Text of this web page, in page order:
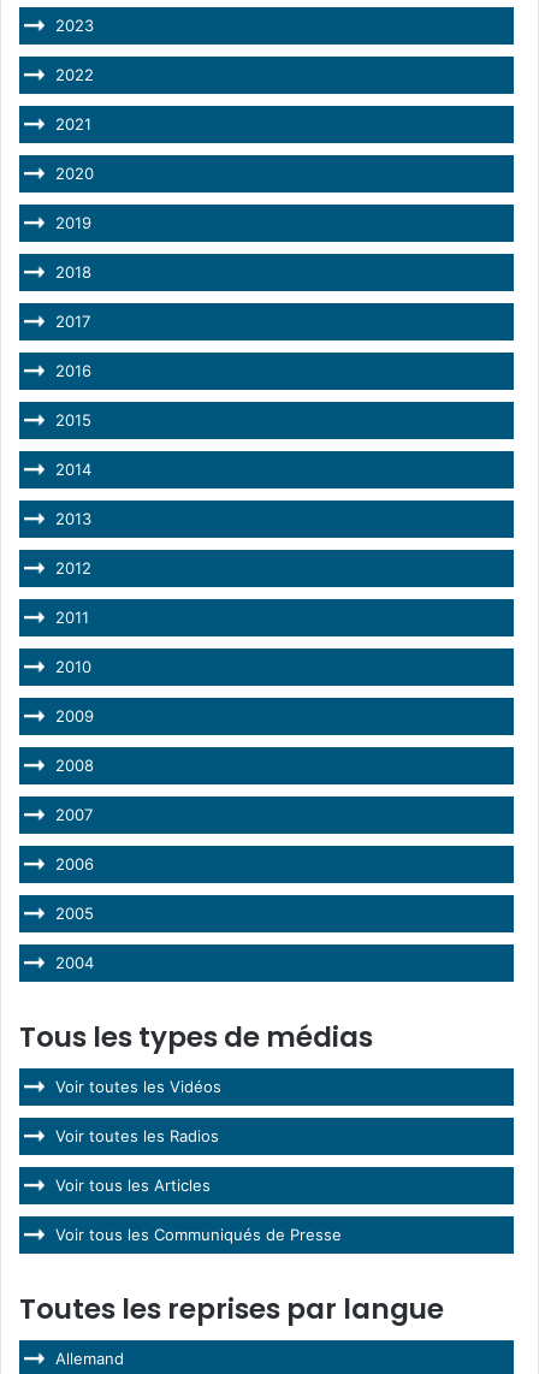
2023
2022
2021
2020
2019
2018
2017
2016
2015
2014
2013
2012
2011
2010
2009
2008
2007
2006
2005
2004
Tous les types de médias
Voir toutes les Vidéos
Voir toutes les Radios
Voir tous les Articles
Voir tous les Communiqués de Presse
Toutes les reprises par langue
Allemand